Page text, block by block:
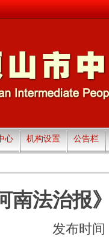
心 机构设置 公告栏
南法治报
发布时间